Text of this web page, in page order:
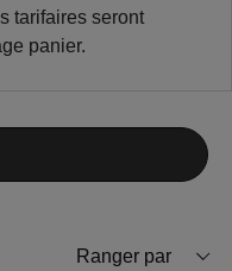
tarifaires seront
panier.
Ranger par